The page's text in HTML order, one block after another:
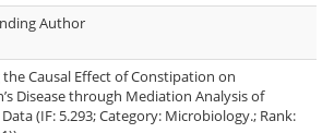
Author
Causal Effect of Constipation on
Disease through Mediation Analysis of
(IF: 5.293; Category: Microbiology.; Rank: